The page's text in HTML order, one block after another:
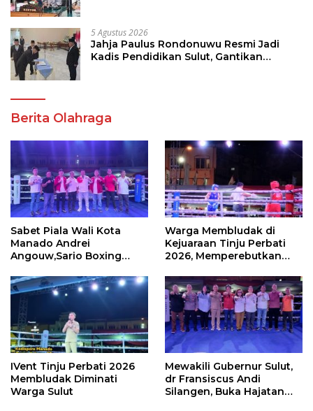
5 Agustus 2026
Jahja Paulus Rondonuwu Resmi Jadi
Kadis Pendidikan Sulut, Gantikan
Berita Olahraga
Sabet Piala Wali Kota
Manado Andrei
Angouw,Sario Boxing
Perbati 2026
Warga Membludak di
Kejuaraan Tinju Perbati
2026, Memperebutkan
IVent Tinju Perbati 2026
Membludak Diminati
Warga Sulut
Mewakili Gubernur Sulut,
dr Fransiscus Andi
Silangen, Buka Hajatan